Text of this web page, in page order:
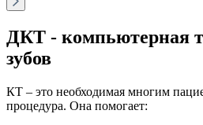
ДКТ - компьютерная
зубов
КТ – это необходимая многим
процедура. Она помогает: